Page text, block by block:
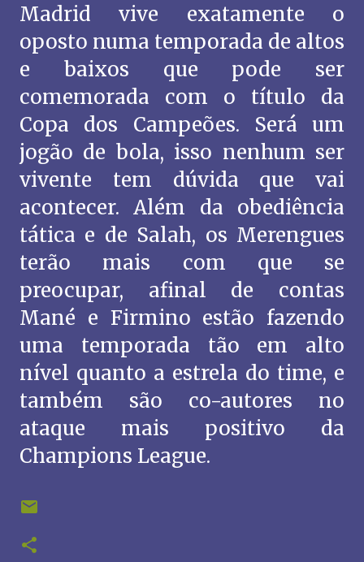
Madrid vive exatamente o
oposto numa temporada de altos
e baixos que pode ser
comemorada com o título da
Copa dos Campeões. Será um
jogão de bola, isso nenhum ser
vivente tem dúvida que vai
acontecer. Além da obediência
tática e de Salah, os Merengues
terão mais com que se
preocupar, afinal de contas
Mané e Firmino estão fazendo
uma temporada tão em alto
nível quanto a estrela do time, e
também são co-autores no
ataque mais positivo da
Champions League.